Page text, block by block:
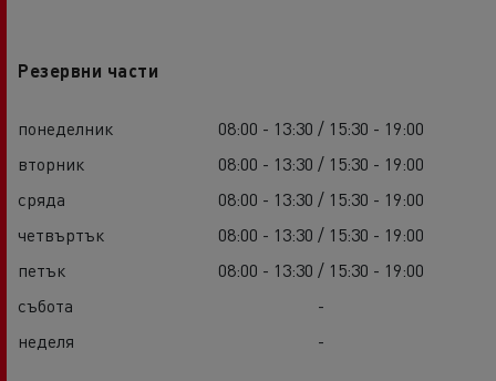
Резервни части
понеделник
08:00 - 13:30 / 15:30 - 19:00
вторник
08:00 - 13:30 / 15:30 - 19:00
сряда
08:00 - 13:30 / 15:30 - 19:00
четвъртък
08:00 - 13:30 / 15:30 - 19:00
петък
08:00 - 13:30 / 15:30 - 19:00
събота
-
неделя
-